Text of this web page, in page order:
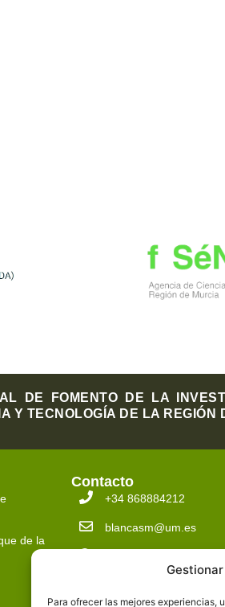
Para ofrecer las mejores experiencias,
DE FOMENTO DE LA
TECNOLOGÍA DE LA REGIÓN
de la
Contacto
+34 868884212
blancasm@um.es
Dep. de Derecho Adm.,